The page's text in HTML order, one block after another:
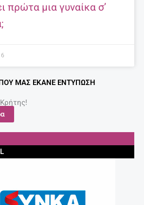
πρώτα μια γυναίκα σ’
ΜΑΣ ΈΚΑΝΕ ΕΝΤΎΠΩΣΗ